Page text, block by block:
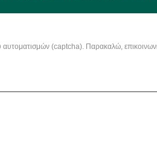
αυτοματισμών (captcha). Παρακαλώ,